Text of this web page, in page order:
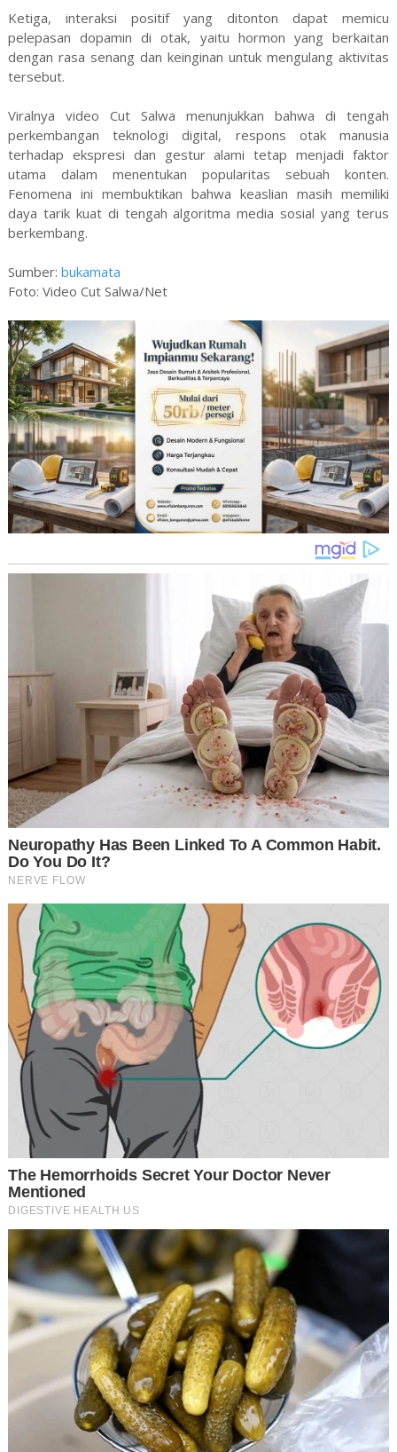
Ketiga, interaksi positif yang ditonton dapat memicu
pelepasan dopamin di otak, yaitu hormon yang berkaitan
dengan rasa senang dan keinginan untuk mengulang aktivitas
tersebut.
Viralnya video Cut Salwa menunjukkan bahwa di tengah
perkembangan teknologi digital, respons otak manusia
terhadap ekspresi dan gestur alami tetap menjadi faktor
utama dalam menentukan popularitas sebuah konten.
Fenomena ini membuktikan bahwa keaslian masih memiliki
daya tarik kuat di tengah algoritma media sosial yang terus
berkembang.
Sumber: bukamata
Foto: Video Cut Salwa/Net